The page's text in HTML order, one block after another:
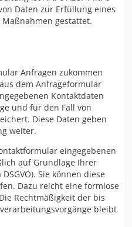
Daten zur Erfüllung eines
gestattet.
Anfragen zukommen
dem Anfrageformular
Kontaktdaten
und für den Fall von
Diese Daten geben
weiter.
eingegebenen
auf Grundlage Ihrer
Sie können diese
Dazu reicht eine formlose
Rechtmäßigkeit der bis
bleibt